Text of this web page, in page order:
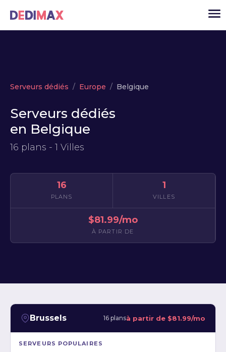
VPS
USD
MON ESPACE
Serveurs dédiés Europe Belgique
Serveurs dédiés
en Belgique
16 plans - 1 Villes
16
PLANS
1
VILLES
$81.99/mo
À PARTIR DE
Brussels 16 plansà partir de $81.99/mo
SERVEURS POPULAIRES